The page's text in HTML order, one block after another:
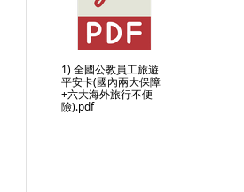
1) 全國公教員工旅遊
平安卡(國內兩大保障
+六大海外旅行不便
險).pdf